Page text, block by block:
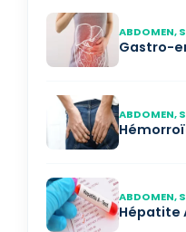
ABDOMEN,
Gastro-
ABDOMEN,
ABDOMEN,
Hépatite